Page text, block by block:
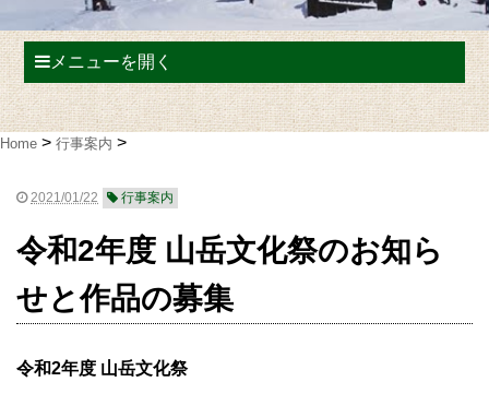
メニューを開く
Home 行事案内
2021/01/22 行事案内
令和2年度 山岳文化祭のお知ら
せと作品の募集
令和2年度 山岳文化祭